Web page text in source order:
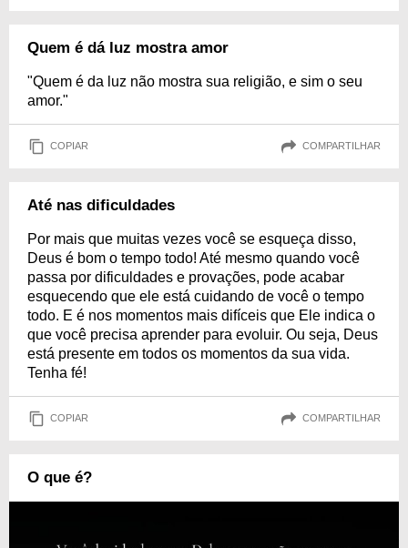
Quem é dá luz mostra amor
"Quem é da luz não mostra sua religião, e sim o seu
amor."
COPIAR COMPARTILHAR
Até nas dificuldades
Por mais que muitas vezes você se esqueça disso,
Deus é bom o tempo todo! Até mesmo quando você
passa por dificuldades e provações, pode acabar
esquecendo que ele está cuidando de você o tempo
todo. E é nos momentos mais difíceis que Ele indica o
que você precisa aprender para evoluir. Ou seja, Deus
está presente em todos os momentos da sua vida.
Tenha fé!
COPIAR COMPARTILHAR
O que é?